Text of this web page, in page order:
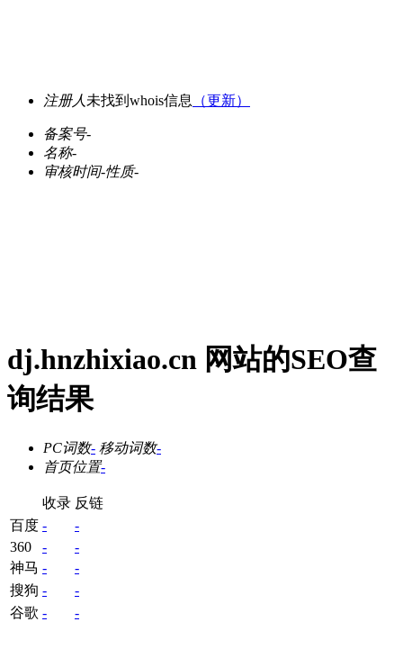
注册人 未找到whois信息 （更新）
备案号-
名称-
审核时间-性质-
dj.hnzhixiao.cn 网站的SEO查
询结果
PC词数- 移动词数-
首页位置-
收录 反链
百度 -
-
360
-
-
神马 -
-
搜狗 -
-
谷歌 - -